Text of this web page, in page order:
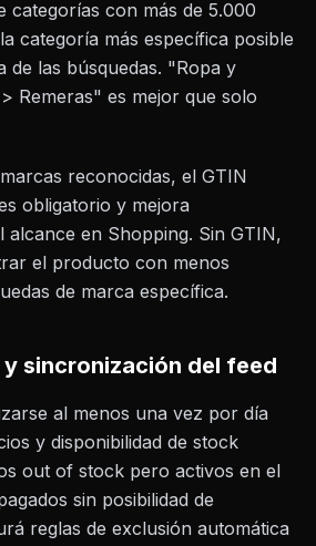
categorías con más de 5.000
categoría más específica posible
de las búsquedas. "Ropa y
Remeras" es mejor que solo
reconocidas, el GTIN
obligatorio y mejora
alcance en Shopping. Sin GTIN,
el producto con menos
de marca específica.
sincronización del feed
al menos una vez por día
y disponibilidad de stock
out of stock pero activos en el
sin posibilidad de
reglas de exclusión automática